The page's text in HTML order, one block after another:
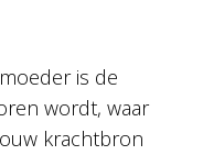
is de
wordt, waar
krachtbron